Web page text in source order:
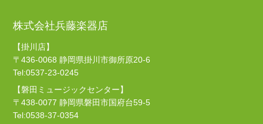
株式会社兵藤楽器店
【掛川店】
〒436-0068 静岡県掛川市御所原20-6
Tel:0537-23-0245
【磐田ミュージックセンター】
〒438-0077 静岡県磐田市国府台59-5
Tel:0538-37-0354